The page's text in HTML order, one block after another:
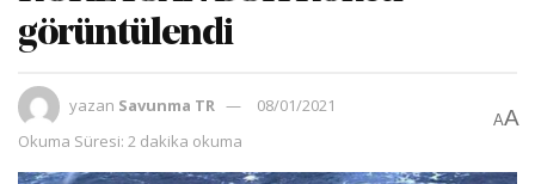
görüntülendi
yazan Savunma TR
08/01/2021
Okuma Süresi: 2 dakika okuma
AA